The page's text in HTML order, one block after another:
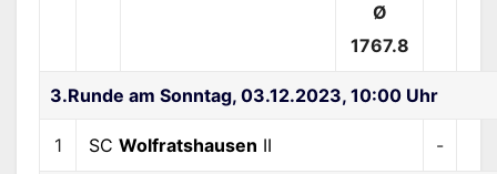
Ø
1767.8
3.Runde am Sonntag, 03.12.2023, 10:00 Uhr
1 SC Wolfratshausen II -